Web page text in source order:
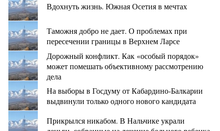
Вдохнуть жизнь. Южная Осетия в мечтах
Таможня добро не дает. О проблемах при
пересечении границы в Верхнем Ларсе
Дорожный конфликт. Как «особый порядок»
может помешать объективному рассмотрению
дела
На выборы в Госдуму от Кабардино-Балкарии
выдвинули только одного нового кандидата
Прикрылся никабом. В Нальчике украли